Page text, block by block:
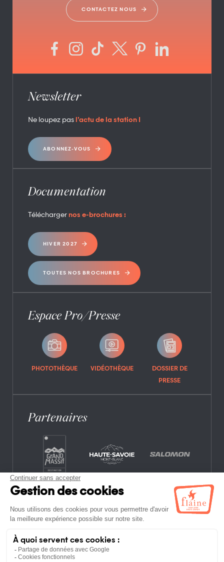
CONTACTEZ NOUS
Newsletter
Ne loupez pas l’actu de la station !
ABONNEZ-VOUS
Documentation
Télécharger nos e-brochures :
HIVER 2027
TOUTES NOS BROCHURES
Espace Pro/Presse
PHOTOTHÈQUE VIDÉOTHÈQUE
DOSSIER DE
PRESSE
Partenaires
CONTACT FOIRE AUX QUESTIONS
OFFRES D’EMPLOI